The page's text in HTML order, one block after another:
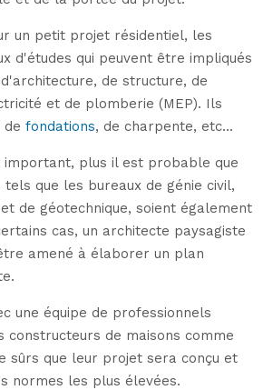
un petit projet résidentiel, les
d'études qui peuvent être impliqués
de structure, de
et de plomberie (MEP). Ils
de fondations, de charpente, etc...
plus il est probable que
que les bureaux de génie civil,
de géotechnique, soient également
cas, un architecte paysagiste
amené à élaborer un plan
une équipe de professionnels
constructeurs de maisons comme
sûrs que leur projet sera conçu et
normes les plus élevées.